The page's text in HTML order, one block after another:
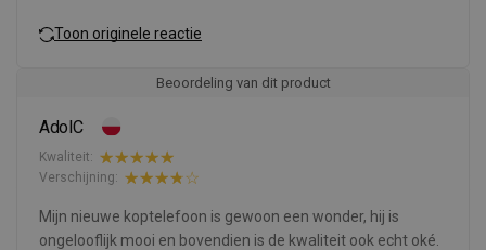
Toon originele reactie
Beoordeling van dit product
AdolC
Kwaliteit:
Verschijning:
Mijn nieuwe koptelefoon is gewoon een wonder, hij is
ongelooflijk mooi en bovendien is de kwaliteit ook echt oké.